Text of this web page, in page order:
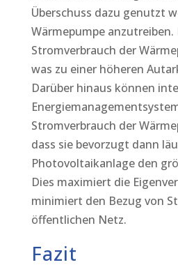
Überschuss dazu genutzt
Wärmepumpe
Stromverbrauch der
was zu einer höheren
Darüber hinaus können
Stromverbrauch der
dass sie bevorzugt dann
Photovoltaikanlage den
Dies maximiert die
minimiert den Bezug von
öffentlichen Netz.
Fazit